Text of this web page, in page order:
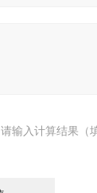
请输入计算结果（